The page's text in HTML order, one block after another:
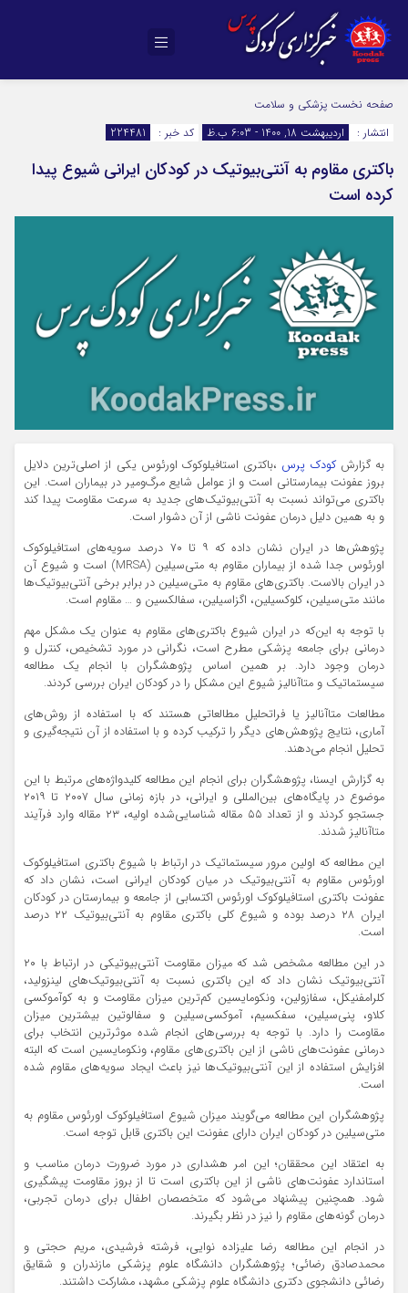
صفحه نخست پزشکی و سلامت
انتشار :
اردیبهشت 18, 1400 - 6:03 ب.ظ کد خبر : 224481
باکتری‌ مقاوم به آنتی‌بیوتیک در کودکان ایرانی شیوع پیدا
کرده است
به گزارشکودک پرس ،باکتری استافیلوکوک اورئوس یکی از اصلی‌ترین دلایل
بروز عفونت بیمارستانی است و از عوامل شایع مرگ‌ومیر در بیماران است. این
باکتری می‌تواند نسبت به آنتی‌بیوتیک‌های جدید به سرعت مقاومت پیدا کند
و به همین دلیل درمان عفونت ناشی از آن دشوار است.
پژوهش‌ها در ایران نشان داده که ۹ تا ۷۰ درصد سویه‌های استافیلوکوک
اورئوس جدا شده از بیماران مقاوم به متی‌سیلین (MRSA) است و شیوع آن
در ایران بالاست. باکتری‌های مقاوم به متی‌سیلین در برابر برخی آنتی‌بیوتیک‌ها
مانند متی‌سیلین، کلوکسیلین، اگزاسیلین، سفالکسین و … مقاوم است.
با توجه به این‌که در ایران شیوع باکتری‌های مقاوم به عنوان یک مشکل مهم
درمانی برای جامعه پزشکی مطرح است، نگرانی در مورد تشخیص، کنترل و
درمان وجود دارد. بر همین اساس پژوهشگران با انجام یک مطالعه
سیستماتیک و متاآنالیز شیوع این مشکل را در کودکان ایران بررسی کردند.
مطالعات متاآنالیز یا فراتحلیل مطالعاتی هستند که با استفاده از روش‌های
آماری، نتایج پژوهش‌های دیگر را ترکیب کرده و با استفاده از آن نتیجه‌گیری و
تحلیل انجام می‌دهند.
به گزارش ایسنا، پژوهشگران برای انجام این مطالعه کلیدواژه‌های مرتبط با این
موضوع در پایگاه‌های بین‌المللی و ایرانی، در بازه زمانی سال ۲۰۰۷ تا ۲۰۱۹
جستجو کردند و از تعداد ۵۵ مقاله شناسایی‌شده اولیه، ۲۳ مقاله وارد فرآیند
متاآنالیز شدند.
این مطالعه که اولین مرور سیستماتیک در ارتباط با شیوع باکتری استافیلوکوک
اورئوس مقاوم به آنتی‌بیوتیک در میان کودکان ایرانی است، نشان داد که
عفونت باکتری استافیلوکوک اورئوس اکتسابی از جامعه و بیمارستان در کودکان
ایران ۲۸ درصد بوده و شیوع کلی باکتری مقاوم به آنتی‌بیوتیک ۲۲ درصد
است.
در این مطالعه مشخص شد که میزان مقاومت آنتی‌بیوتیکی در ارتباط با ۲۰
آنتی‌بیوتیک نشان داد که این باکتری نسبت به آنتی‌بیوتیک‌های لینزولید،
کلرامفنیکل، سفازولین، ونکومایسین کم‌ترین میزان مقاومت و به کوآموکسی
کلاو، پنی‌سیلین، سفکسیم، آموکسی‌سیلین و سفالوتین بیشترین میزان
مقاومت را دارد. با توجه به بررسی‌های انجام شده موثرترین انتخاب برای
درمانی عفونت‌های ناشی از این باکتری‌های مقاوم، ونکومایسین است که البته
افزایش استفاده از این آنتی‌بیوتیک‌ها نیز باعث ایجاد سویه‌های مقاوم شده
است.
پژوهشگران این مطالعه می‌گویند میزان شیوع استافیلوکوک اورئوس مقاوم به
متی‌سیلین در کودکان ایران دارای عفونت این باکتری قابل توجه است.
به اعتقاد این محققان؛ این امر هشداری در مورد ضرورت درمان مناسب و
استاندارد عفونت‌های ناشی از این باکتری است تا از بروز مقاومت پیشگیری
شود. همچنین پیشنهاد می‌شود که متخصصان اطفال برای درمان تجربی،
درمان گونه‌های مقاوم را نیز در نظر بگیرند.
در انجام این مطالعه رضا علیزاده نوایی، فرشته فرشیدی، مریم حجتی و
محمدصادق رضائی؛ پژوهشگران دانشگاه علوم پزشکی مازندران و شقایق
رضائی دانشجوی دکتری دانشگاه علوم پزشکی مشهد، مشارکت داشتند.